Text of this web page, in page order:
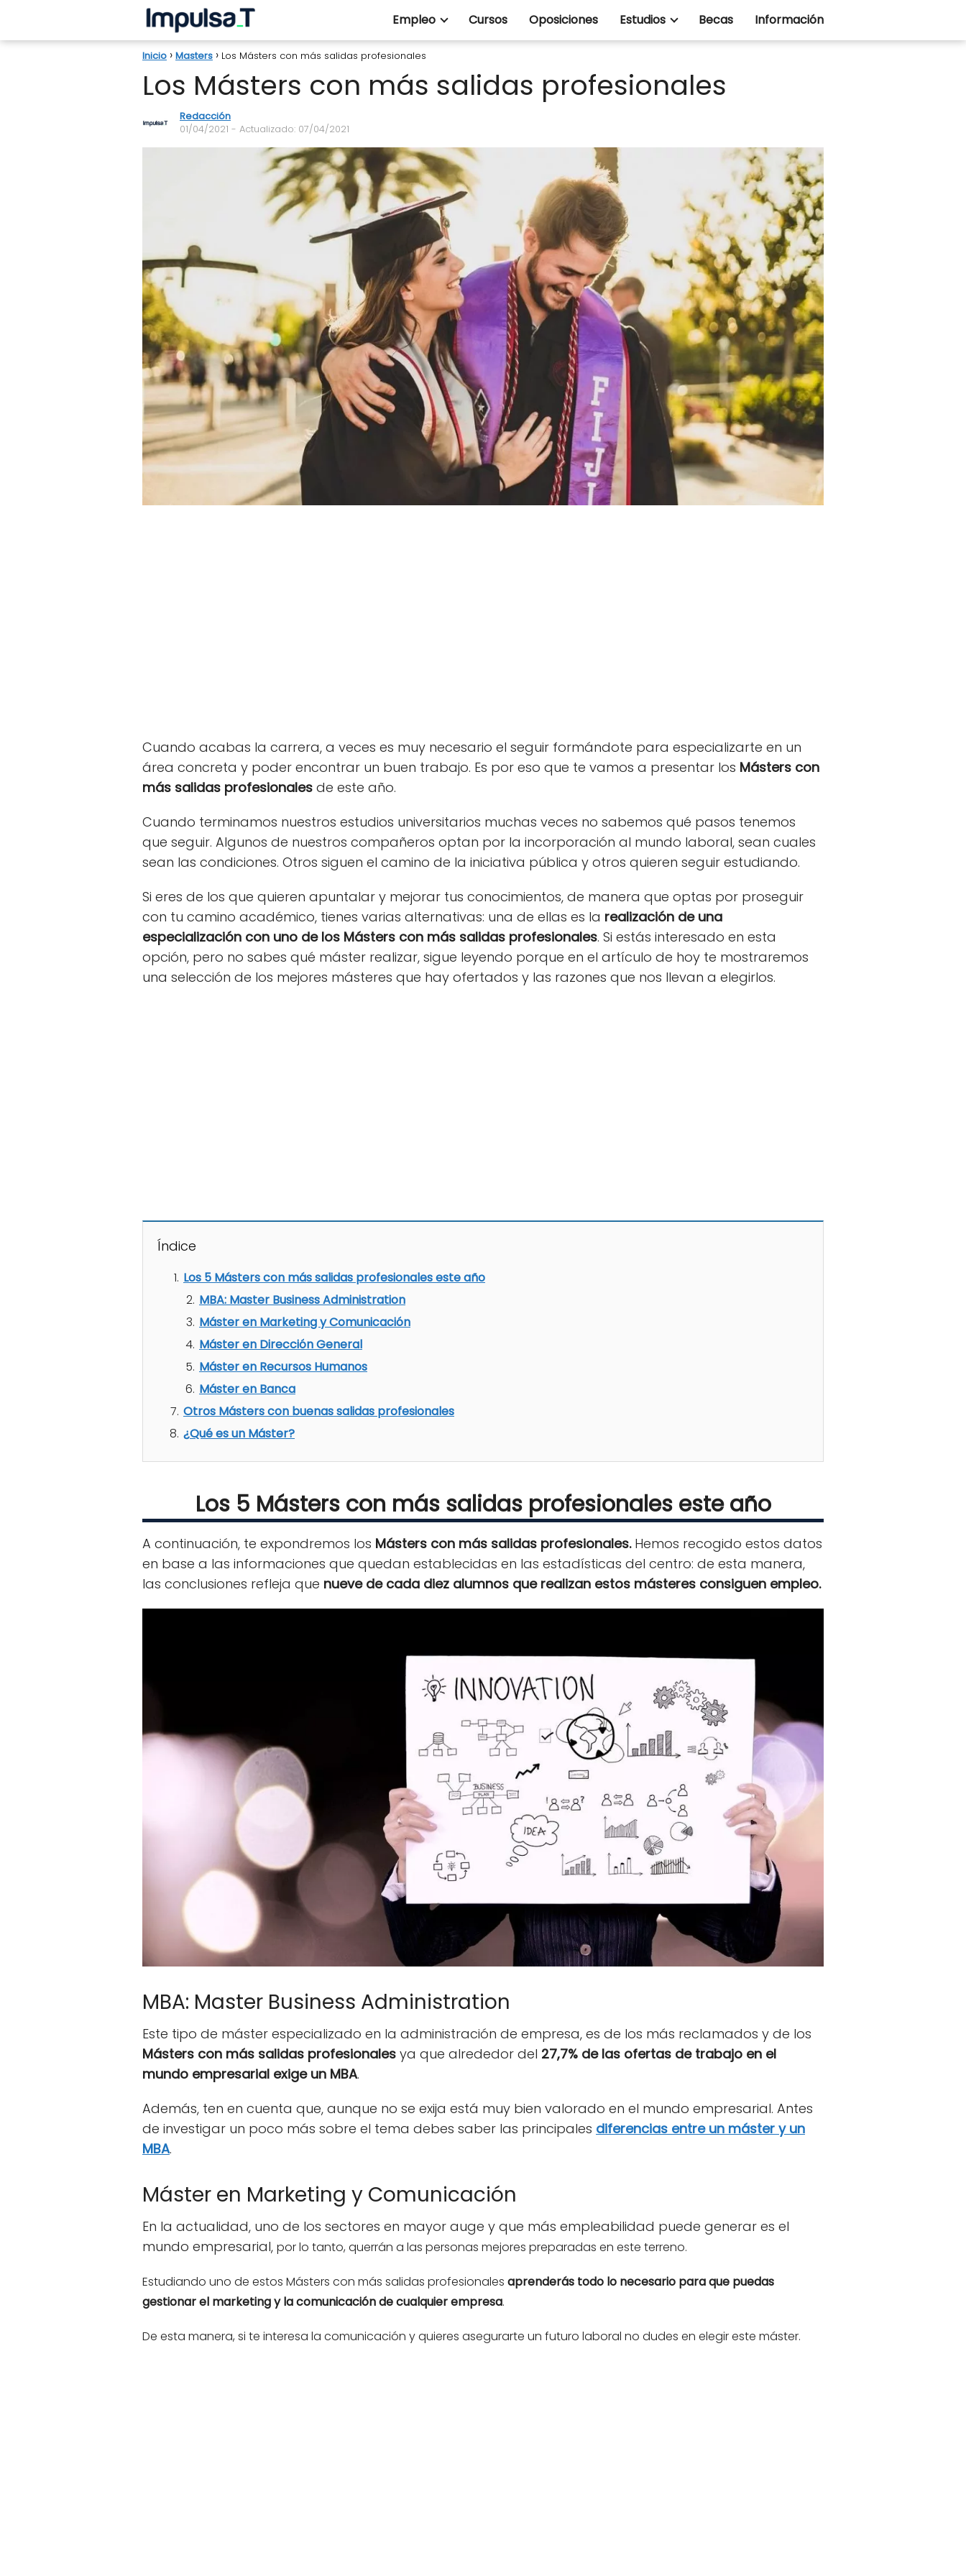
Empleo Cursos Oposiciones Estudios Becas Información
Inicio Masters Los Másters con más salidas profesionales
Los Másters con más salidas profesionales
Redacción
01/04/2021 - Actualizado: 07/04/2021
Cuando acabas la carrera, a veces es muy necesario el seguir formándote para especializarte en un
área concreta y poder encontrar un buen trabajo. Es por eso que te vamos a presentar los Másters con
más salidas profesionales de este año.
Cuando terminamos nuestros estudios universitarios muchas veces no sabemos qué pasos tenemos
que seguir. Algunos de nuestros compañeros optan por la incorporación al mundo laboral, sean cuales
sean las condiciones. Otros siguen el camino de la iniciativa pública y otros quieren seguir estudiando.
Si eres de los que quieren apuntalar y mejorar tus conocimientos, de manera que optas por proseguir
con tu camino académico, tienes varias alternativas: una de ellas es la realización de una
especialización con uno de los Másters con más salidas profesionales. Si estás interesado en esta
opción, pero no sabes qué máster realizar, sigue leyendo porque en el artículo de hoy te mostraremos
una selección de los mejores másteres que hay ofertados y las razones que nos llevan a elegirlos.
Índice
Los 5 Másters con más salidas profesionales este año
MBA: Master Business Administration
Máster en Marketing y Comunicación
Máster en Dirección General
Máster en Recursos Humanos
Máster en Banca
Otros Másters con buenas salidas profesionales
¿Qué es un Máster?
Los 5 Másters con más salidas profesionales este año
A continuación, te expondremos los Másters con más salidas profesionales.Hemos recogido estos datos
en base a las informaciones que quedan establecidas en las estadísticas del centro: de esta manera,
las conclusiones refleja que nueve de cada diez alumnos que realizan estos másteres consiguen empleo.
MBA: Master Business Administration
Este tipo de máster especializado en la administración de empresa, es de los más reclamados y de los
Másters con más salidas profesionales ya que alrededor del 27,7% de las ofertas de trabajo en el
mundo empresarial exige un MBA.
Además, ten en cuenta que, aunque no se exija está muy bien valorado en el mundo empresarial. Antes
de investigar un poco más sobre el tema debes saber las principales diferencias entre un máster y un
MBA.
Máster en Marketing y Comunicación
En la actualidad, uno de los sectores en mayor auge y que más empleabilidad puede generar es el
mundo empresarial, por lo tanto, querrán a las personas mejores preparadas en este terreno.
Estudiando uno de estos Másters con más salidas profesionales aprenderás todo lo necesario para que puedas
gestionar el marketing y la comunicación de cualquier empresa.
De esta manera, si te interesa la comunicación y quieres asegurarte un futuro laboral no dudes en elegir este máster.